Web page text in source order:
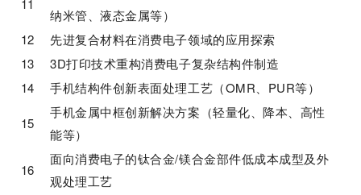
纳米管、液态金属等）
12
先进复合材料在消费电子领域的应用探索
13
3D打印技术重构消费电子复杂结构件制造
14
手机结构件创新表面处理工艺（OMR、PUR等）
15
手机金属中框创新解决方案（轻量化、降本、高性
能等）
16
面向消费电子的钛合金/镁合金部件低成本成型及外
观处理工艺